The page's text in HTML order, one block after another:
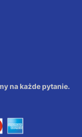
na każde pytanie.